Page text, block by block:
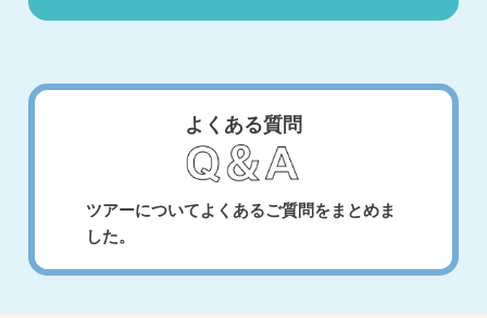
よくある質問
ツアーについてよくあるご質問をまとめま
した。